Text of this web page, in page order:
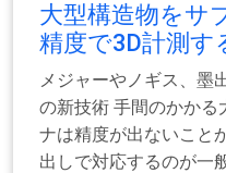
大型構造物をサ
精度で3D計測す
メジャーやノギス、墨
の新技術 手間のかかる
ナは精度が出ないこと
出しで対応するのが一